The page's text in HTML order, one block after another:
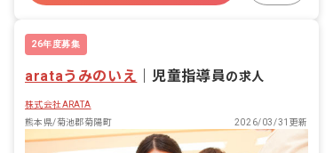
26年度募集
arataうみのいえ ｜児童指導員の求人
株式会社ARATA
熊本県/菊池郡菊陽町
2026/03/31更新